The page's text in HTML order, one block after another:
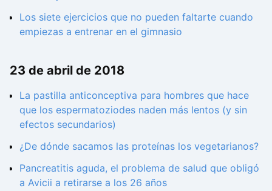
Los siete ejercicios que no pueden faltarte cuando
empiezas a entrenar en el gimnasio
23 de abril de 2018
La pastilla anticonceptiva para hombres que hace
que los espermatoziodes naden más lentos (y sin
efectos secundarios)
¿De dónde sacamos las proteínas los vegetarianos?
Pancreatitis aguda, el problema de salud que obligó
a Avicii a retirarse a los 26 años